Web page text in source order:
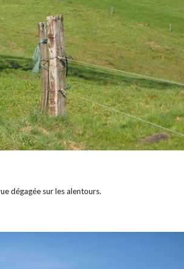
dégagée sur les alentours.